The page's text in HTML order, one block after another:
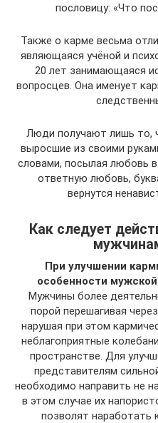
пословицу: «Что
Также о карме весьма
являющаяся учёной и
20 лет занимающаяся
вопросцев. Она именует
Люди получают лишь то,
выросшие из своими
словами, посылая любовь
ответную любовь,
вернутся
Как следует
При улучшении
особенности
Мужчины более
порой перешагивая
нарушая при этом
неблагоприятные
пространстве. Для
представителям
необходимо направить не
в этом случае их
позволят наработать